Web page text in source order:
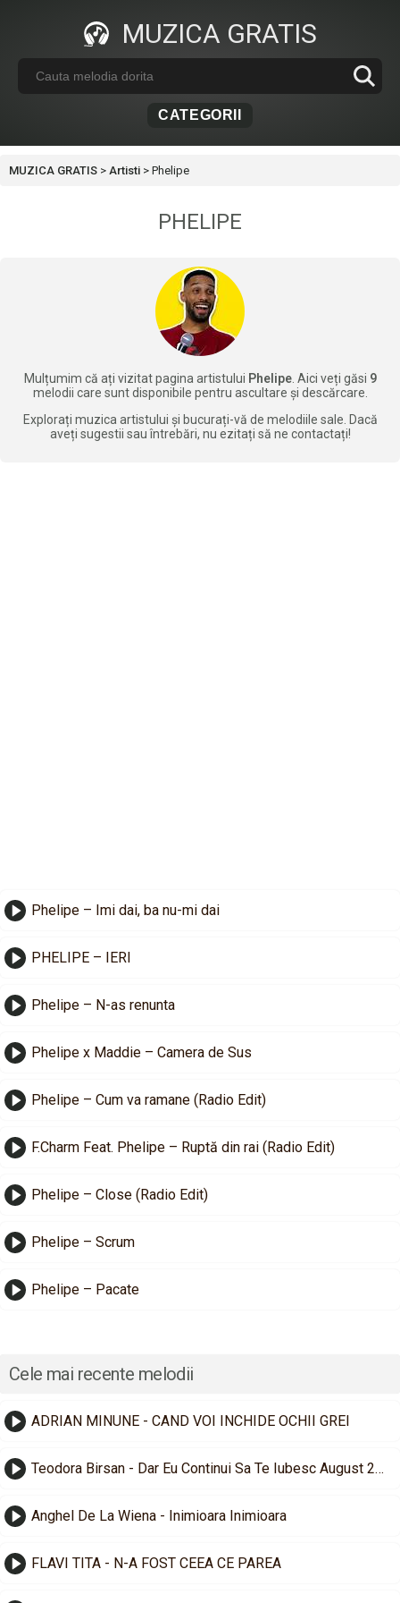
MUZICA GRATIS
CATEGORII
MUZICA GRATIS > Artisti > Phelipe
PHELIPE
Mulțumim că ați vizitat pagina artistului Phelipe. Aici veți găsi 9
melodii care sunt disponibile pentru ascultare și descărcare.
Explorați muzica artistului și bucurați-vă de melodiile sale. Dacă
aveți sugestii sau întrebări, nu ezitați să ne contactați!
Phelipe – Imi dai, ba nu-mi dai
PHELIPE – IERI
Phelipe – N-as renunta
Phelipe x Maddie – Camera de Sus
Phelipe – Cum va ramane (Radio Edit)
F.Charm Feat. Phelipe – Ruptă din rai (Radio Edit)
Phelipe – Close (Radio Edit)
Phelipe – Scrum
Phelipe – Pacate
Cele mai recente melodii
ADRIAN MINUNE - CAND VOI INCHIDE OCHII GREI
Teodora Birsan - Dar Eu Continui Sa Te Iubesc August 2026
Anghel De La Wiena - Inimioara Inimioara
FLAVI TITA - N-A FOST CEEA CE PAREA